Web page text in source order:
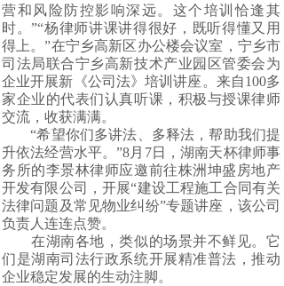
营和风险防控影响深远。这个培训恰逢其
时。”“杨律师讲课讲得很好，既听得懂又用
得上。”在宁乡高新区办公楼会议室，宁乡市
司法局联合宁乡高新技术产业园区管委会为
企业开展新《公司法》培训讲座。来自100多
家企业的代表们认真听课，积极与授课律师
交流，收获满满。
“希望你们多讲法、多释法，帮助我们提
升依法经营水平。”8月7日，湖南天杯律师事
务所的李景林律师应邀前往株洲坤盛房地产
开发有限公司，开展“建设工程施工合同有关
法律问题及常见物业纠纷”专题讲座，该公司
负责人连连点赞。
在湖南各地，类似的场景并不鲜见。它
们是湖南司法行政系统开展精准普法，推动
企业稳定发展的生动注脚。